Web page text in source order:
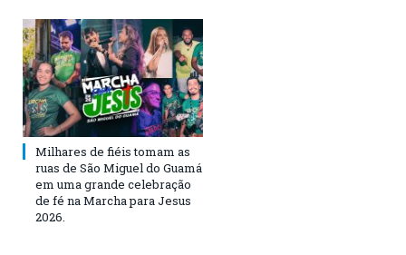
Milhares de fiéis tomam as
ruas de São Miguel do Guamá
em uma grande celebração
de fé na Marcha para Jesus
2026.